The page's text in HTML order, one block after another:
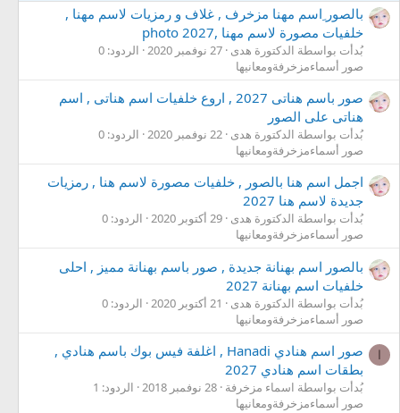
بالصور ِاسم مهنا مزخرف , غلاف و رمزيات لاسم مهنا ,
خلفيات مصورة لاسم مهنا ,photo 2027
بُدأت بواسطة الدكتورة هدى 27 نوفمبر 2020
الردود: 0
صور أسماءمزخرفةومعانيها
صور باسم هناتى 2027 , اروع خلفيات اسم هناتى , اسم
هناتى على الصور
بُدأت بواسطة الدكتورة هدى 22 نوفمبر 2020
الردود: 0
صور أسماءمزخرفةومعانيها
اجمل اسم هنا بالصور , خلفيات مصورة لاسم هنا , رمزيات
جديدة لاسم هنا 2027
بُدأت بواسطة الدكتورة هدى 29 أكتوبر 2020
الردود: 0
صور أسماءمزخرفةومعانيها
بالصور اسم بهنانة جديدة , صور باسم بهنانة مميز , احلى
خلفيات اسم بهنانة 2027
بُدأت بواسطة الدكتورة هدى 21 أكتوبر 2020
الردود: 0
صور أسماءمزخرفةومعانيها
ا
صور اسم هنادي Hanadi , اغلفة فيس بوك باسم هنادي ,
بطقات اسم هنادي 2027
بُدأت بواسطة اسماء مزخرفة 28 نوفمبر 2018
الردود: 1
صور أسماءمزخرفةومعانيها